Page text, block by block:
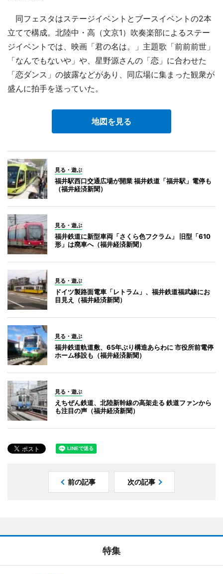
同フェスタはステージイベントとブースイベントの2本
立てで構成。北陸中・高（文京1）吹奏楽部によるステー
ジイベントでは、映画「君の名は。」主題歌「前前前世」
「なんでもないや」や、星野源さんの「恋」に合わせた
「恋ダンス」の披露などがあり、同広場に集まった観衆が
盛んに拍手を送っていた。
地図を見る
見る・遊ぶ
福井駅西口交通広場が開業 福井鉄道「福井駅」電停も
（福井経済新聞）
見る・遊ぶ
福井鉄道に新型車両「さくら色フクラム」 旧型「610
形」は廃車へ（福井経済新聞）
見る・遊ぶ
ドイツ製路面電車「レトラム」、福井鉄道福武線にお
目見え（福井経済新聞）
見る・遊ぶ
福井鉄道軌道敷、65年ぶり構造あらわに 市役所前電停
ホーム移設も（福井経済新聞）
見る・遊ぶ
えちぜん鉄道、北陸新幹線の高架走る 鉄道ファンから
も注目の声（福井経済新聞）
前の記事 次の記事
特集